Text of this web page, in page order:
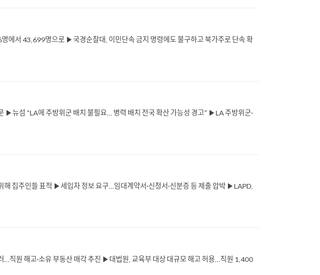
서 43,699명으로 ▶국경순찰대, 이민단속 금지 명령에도 불구하고 북가주로 단속 확
뉴섬 “LA에 주방위군 배치 불필요… 병력 배치 전국 확산 가능성 경고” ▶LA 주방위군·
집주인들 표적 ▶세입자 정보 요구...임대계약서·신청서·신분증 등 제출 압박 ▶LAPD,
원 해고·소유 부동산 매각 추진 ▶대법원, 교육부 대상 대규모 해고 허용…직원 1,400